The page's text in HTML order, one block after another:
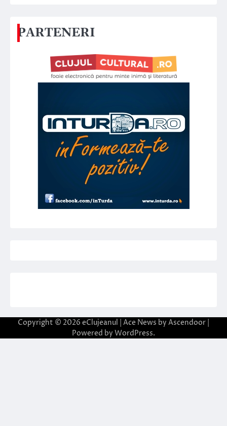
PARTENERI
Copyright © 2026 eClujeanul | Ace News by Ascendoor
Powered by WordPress.